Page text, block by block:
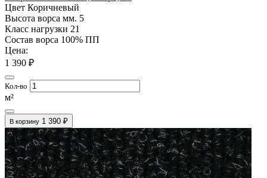
Цвет Коричневый
Высота ворса мм. 5
Класс нагрузки 21
Состав ворса 100% ПП
Цена:
1 390 ₽
Кол-во
м²
В корзину 1 390 ₽